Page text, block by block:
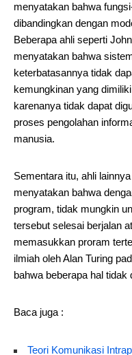
menyatakan bahwa
dibandingkan dengan
Beberapa ahli seperti
menyatakan bahwa
keterbatasannya tidak
kemungkinan yang
karenanya tidak dapat
proses pengolahan
manusia.
Sementara itu, ahli
menyatakan bahwa
program, tidak mungkin
tersebut selesai berjalan
memasukkan proram
ilmiah oleh Alan Turing
bahwa beberapa hal tidak
Baca juga :
Teori Komunikasi